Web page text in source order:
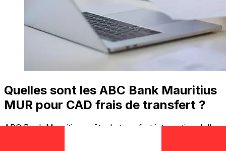
Quelles sont les ABC Bank Mauritius
MUR pour CAD frais de transfert ?
ABC Bank Mauritius coûts de transfert international d’un